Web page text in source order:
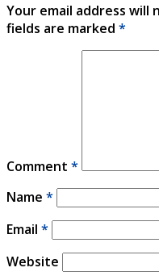
Your email address will
fields are marked *
Comment *
Name *
Email *
Website